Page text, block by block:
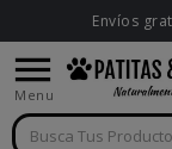
Envíos

Menu